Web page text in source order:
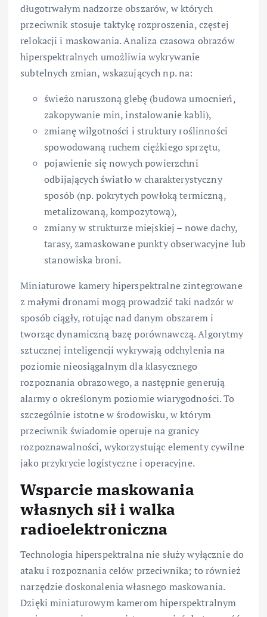
długotrwałym nadzorze obszarów, w których
przeciwnik stosuje taktykę rozproszenia, częstej
relokacji i maskowania. Analiza czasowa obrazów
hiperspektralnych umożliwia wykrywanie
subtelnych zmian, wskazujących np. na:
świeżo naruszoną glebę (budowa umocnień,
zakopywanie min, instalowanie kabli),
zmianę wilgotności i struktury roślinności
spowodowaną ruchem ciężkiego sprzętu,
pojawienie się nowych powierzchni
odbijających światło w charakterystyczny
sposób (np. pokrytych powłoką termiczną,
metalizowaną, kompozytową),
zmiany w strukturze miejskiej – nowe dachy,
tarasy, zamaskowane punkty obserwacyjne lub
stanowiska broni.
Miniaturowe kamery hiperspektralne zintegrowane
z małymi dronami mogą prowadzić taki nadzór w
sposób ciągły, rotując nad danym obszarem i
tworząc dynamiczną bazę porównawczą. Algorytmy
sztucznej inteligencji wykrywają odchylenia na
poziomie nieosiągalnym dla klasycznego
rozpoznania obrazowego, a następnie generują
alarmy o określonym poziomie wiarygodności. To
szczególnie istotne w środowisku, w którym
przeciwnik świadomie operuje na granicy
rozpoznawalności, wykorzystując elementy cywilne
jako przykrycie logistyczne i operacyjne.
Wsparcie maskowania
własnych sił i walka
radioelektroniczna
Technologia hiperspektralna nie służy wyłącznie do
ataku i rozpoznania celów przeciwnika; to również
narzędzie doskonalenia własnego maskowania.
Dzięki miniaturowym kamerom hiperspektralnym